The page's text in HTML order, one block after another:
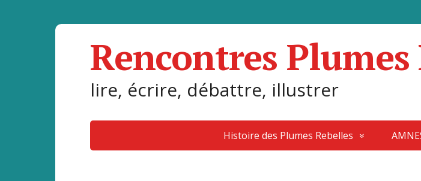
Rencontres Plumes
lire, écrire, débattre, illustrer
Histoire des Plumes Rebelles